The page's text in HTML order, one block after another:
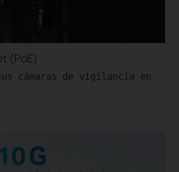
(PoE)
cámaras de vigilancia en tu